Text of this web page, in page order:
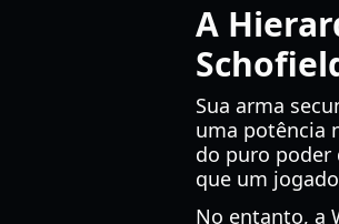
A
Sua arma
uma potência
do puro poder
que um
No entanto, a